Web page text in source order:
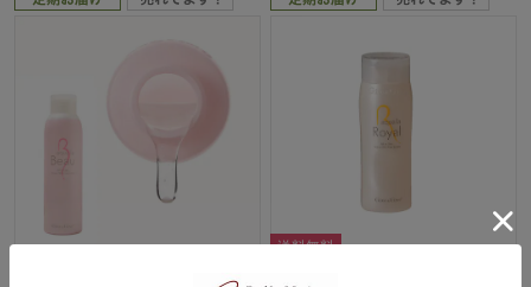
【定期お届け】［ミニ］洗顔使
送料無料